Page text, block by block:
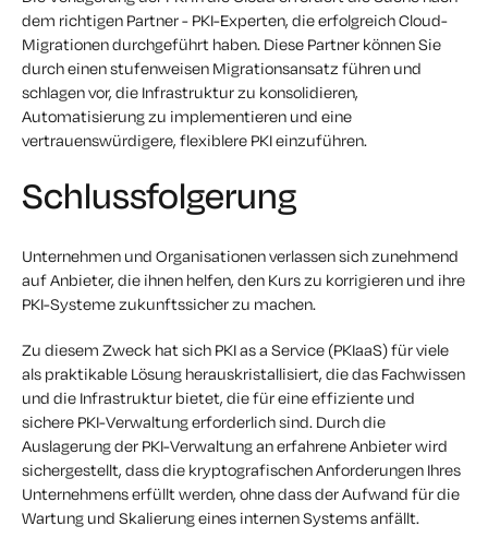
dem richtigen Partner - PKI-Experten, die erfolgreich Cloud-
Migrationen durchgeführt haben. Diese Partner können Sie
durch einen stufenweisen Migrationsansatz führen und
schlagen vor, die Infrastruktur zu konsolidieren,
Automatisierung zu implementieren und eine
vertrauenswürdigere, flexiblere PKI einzuführen.
Schlussfolgerung
Unternehmen und Organisationen verlassen sich zunehmend
auf Anbieter, die ihnen helfen, den Kurs zu korrigieren und ihre
PKI-Systeme zukunftssicher zu machen.
Zu diesem Zweck hat sich PKI as a Service (PKIaaS) für viele
als praktikable Lösung herauskristallisiert, die das Fachwissen
und die Infrastruktur bietet, die für eine effiziente und
sichere PKI-Verwaltung erforderlich sind. Durch die
Auslagerung der PKI-Verwaltung an erfahrene Anbieter wird
sichergestellt, dass die kryptografischen Anforderungen Ihres
Unternehmens erfüllt werden, ohne dass der Aufwand für die
Wartung und Skalierung eines internen Systems anfällt.